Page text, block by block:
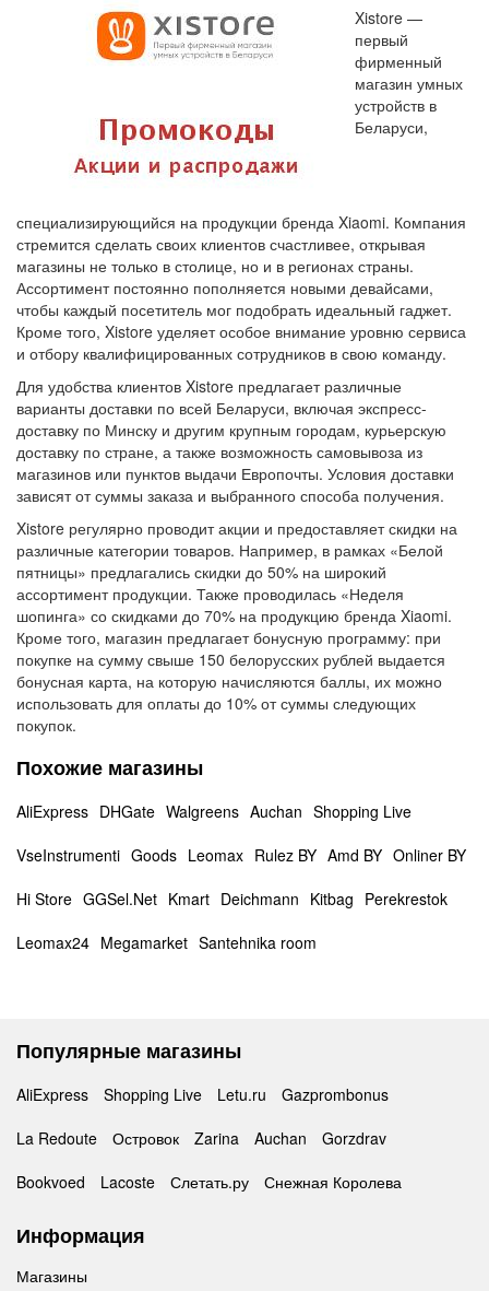
Xistore —
первый
фирменный
магазин умных
устройств в
Беларуси,
специализирующийся на продукции бренда Xiaomi. Компания
стремится сделать своих клиентов счастливее, открывая
магазины не только в столице, но и в регионах страны.
Ассортимент постоянно пополняется новыми девайсами,
чтобы каждый посетитель мог подобрать идеальный гаджет.
Кроме того, Xistore уделяет особое внимание уровню сервиса
и отбору квалифицированных сотрудников в свою команду.
Для удобства клиентов Xistore предлагает различные
варианты доставки по всей Беларуси, включая экспресс-
доставку по Минску и другим крупным городам, курьерскую
доставку по стране, а также возможность самовывоза из
магазинов или пунктов выдачи Европочты. Условия доставки
зависят от суммы заказа и выбранного способа получения.
Xistore регулярно проводит акции и предоставляет скидки на
различные категории товаров. Например, в рамках «Белой
пятницы» предлагались скидки до 50% на широкий
ассортимент продукции. Также проводилась «Неделя
шопинга» со скидками до 70% на продукцию бренда Xiaomi.
Кроме того, магазин предлагает бонусную программу: при
покупке на сумму свыше 150 белорусских рублей выдается
бонусная карта, на которую начисляются баллы, их можно
использовать для оплаты до 10% от суммы следующих
покупок.
Похожие магазины
AliExpress DHGate Walgreens Auchan Shopping Live
VseInstrumenti Goods Leomax Rulez BY Amd BY Onliner BY
Hi Store GGSel.Net Kmart Deichmann Kitbag Perekrestok
Leomax24 Megamarket Santehnika room
Популярные магазины
AliExpress Shopping Live Letu.ru
Gazprombonus
La Redoute
Островок Zarina Auchan
Gorzdrav
Bookvoed
Lacoste Слетать.ру Снежная Королева
Информация
Магазины